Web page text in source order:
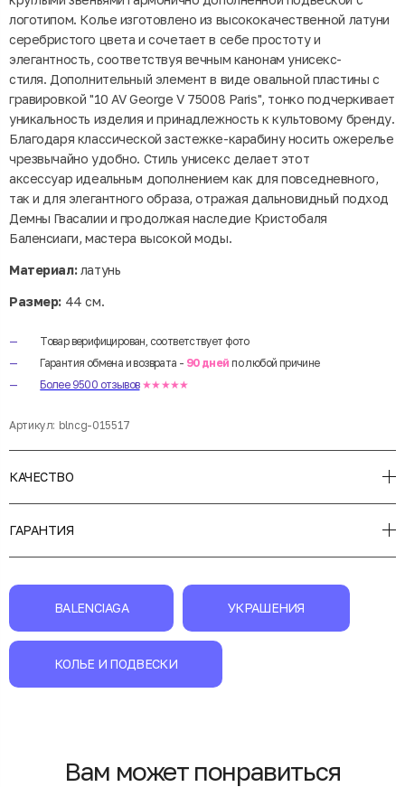
логотипом. Колье изготовлено из высококачественной латуни
серебристого цвета и сочетает в себе простоту и
элегантность, соответствуя вечным канонам унисекс-
стиля. Дополнительный элемент в виде овальной пластины с
гравировкой "10 AV George V 75008 Paris", тонко подчеркивает
уникальность изделия и принадлежность к культовому бренду.
Благодаря классической застежке-карабину носить ожерелье
чрезвычайно удобно. Стиль унисекс делает этот
аксессуар идеальным дополнением как для повседневного,
так и для элегантного образа, отражая дальновидный подход
Демны Гвасалии и продолжая наследие Кристобаля
Баленсиаги, мастера высокой моды.
Материал:латунь
Размер: 44 см.
Товар верифицирован, соответствует фото
Гарантия обмена и возврата - 90 дней по любой причине
Более 9500 отзывов ★★★★★
Артикул: blncg-015517
КАЧЕСТВО
ГАРАНТИЯ
BALENCIAGA УКРАШЕНИЯ
КОЛЬЕ И ПОДВЕСКИ
Вам может понравиться